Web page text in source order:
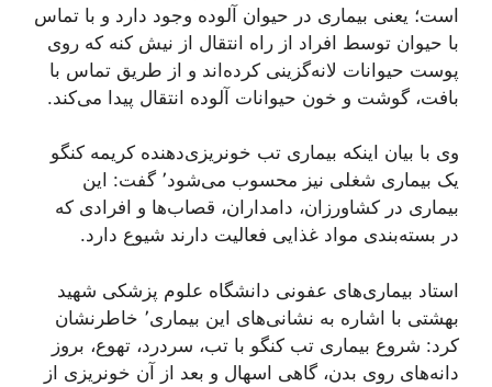
است؛ یعنی بیماری در حیوان آلوده وجود دارد و با تماس
با حیوان توسط افراد از راه انتقال از نیش کنه که روی
پوست حیوانات لانه‌گزینی کرده‌اند و از طریق تماس با
بافت، گوشت و خون حیوانات آلوده انتقال پیدا می‌کند.
وی با بیان اینکه بیماری تب خونریزی‌دهنده کریمه کنگو
یک بیماری شغلی نیز محسوب می‌شود٬ گفت: این
بیماری در کشاورزان، دامداران، قصاب‌ها و افرادی که
در بسته‌بندی مواد غذایی فعالیت دارند شیوع دارد.
استاد بیماری‌های عفونی دانشگاه علوم پزشکی شهید
بهشتی با اشاره به نشانی‌های این بیماری٬ خاطرنشان
کرد: شروع بیماری تب کنگو با تب، سردرد، تهوع، بروز
دانه‌های روی بدن، گاهی اسهال و بعد از آن خونریزی از